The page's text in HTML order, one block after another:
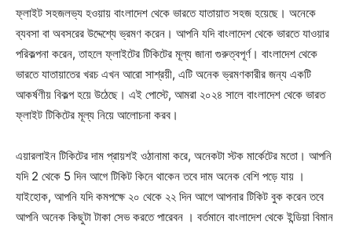
ফ্লাইট সহজলভ্য হওয়ায় বাংলাদেশ থেকে ভারতে যাতায়াত সহজ হয়েছে। অনেকে
ব্যবসা বা অবসরের উদ্দেশ্যে ভ্রমণ করেন। আপনি যদি বাংলাদেশ থেকে ভারতে যাওয়ার
পরিকল্পনা করেন, তাহলে ফ্লাইটের টিকিটের মূল্য জানা গুরুত্বপূর্ণ। বাংলাদেশ থেকে
ভারতে যাতায়াতের খরচ এখন আরো সাশ্রয়ী, এটি অনেক ভ্রমণকারীর জন্য একটি
আকর্ষণীয় বিকল্প হয়ে উঠেছে। এই পোস্টে, আমরা ২০২৪ সালে বাংলাদেশ থেকে ভারত
ফ্লাইট টিকিটের মূল্য নিয়ে আলোচনা করব।
এয়ারলাইন টিকিটের দাম প্রায়শই ওঠানামা করে, অনেকটা স্টক মার্কেটের মতো। আপনি
যদি 2 থেকে 5 দিন আগে টিকিট কিনে থাকেন তবে দাম অনেক বেশি পড়ে যায় ।
যাইহোক, আপনি যদি কমপক্ষে ২০ থেকে ২২ দিন আগে আপনার টিকিট বুক করেন তবে
আপনি অনেক কিছুটা টাকা সেভ করতে পারেবন । বর্তমানে বাংলাদেশ থেকে ইন্ডিয়া বিমান